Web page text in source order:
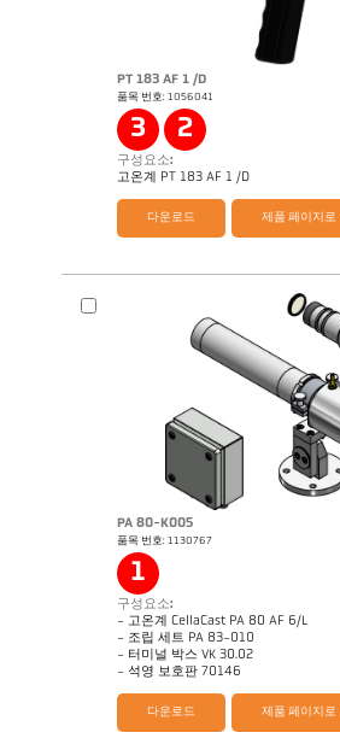
Application Note 셀라캐스트
도면 PA 83-K012
PT 183 AF 1 /D
품목 번호: 1056041
3 2
구성요소:
고온계 PT 183 AF 1 /D
제품 카다로그 셀라캐스트 PA83 PT183
다운로드 제품 페이지로
PA 80-K005
품목 번호: 1130767
1
구성요소:
- 고온계 CellaCast PA 80 AF 6/L
- 조립 세트 PA 83-010
- 터미널 박스 VK 30.02
- 석영 보호판 70146
제품 카다로그 셀라캐스트 PA80 PT180
다운로드 제품 페이지로